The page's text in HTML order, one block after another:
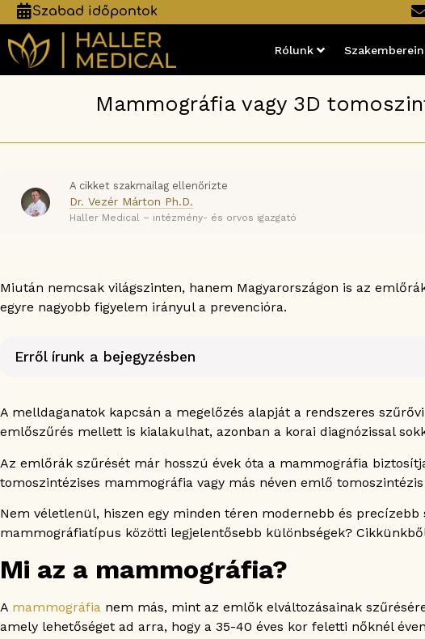
Szabad időpontok
Rólunk
Mammográfia vagy 3D
A cikket szakmailag ellenőrizte
Dr. Vezér Márton Ph.D.
Haller Medical – intézmény- és orvos igazgató
Miután nemcsak világszinten, hanem Magyarországon is az
egyre nagyobb figyelem irányul a prevencióra.
Erről írunk a bejegyzésben
A 3D tomoszintézises mammográfia a hagyományos mammográfia
A 3D tomoszintézises mammográfia előnyei a hagyományos
A 3D tomoszintézises mammográfia és a hagyományos
Felkészülés a hagyományos és a 3D tomoszintézises
Kinek melyik vizsgálat lehet a megfelelő választás?
Mekkora a sugárterhelés a mammográfián?
Gyakran ismételt kérdések
Mennyi ideig tart a 3D tomoszintézises mammográfia?
Kiváltja a 3D tomoszintézises mammográfia az
A melldaganatok kapcsán a megelőzés alapját a rendszeres
emlőszűrés mellett is kialakulhat, azonban a korai diagnózissal
Az emlőrák szűrését már hosszú évek óta a mammográfia
tomoszintézises mammográfia vagy más néven emlő
Nem véletlenül, hiszen egy minden téren modernebb és
mammográfiatípus közötti legjelentősebb különbségek?
Mi az a mammográfia?
A mammográfia nem más, mint az emlők elváltozásainak
amely lehetőséget ad arra, hogy a 35-40 éves kor feletti nőknél